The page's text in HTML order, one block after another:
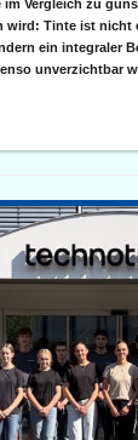
im Vergleich zu
wird: Tinte ist nicht
ein integraler
unverzichtbar